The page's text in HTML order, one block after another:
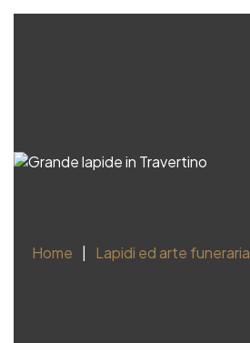
Home Lapidi ed arte funeraria